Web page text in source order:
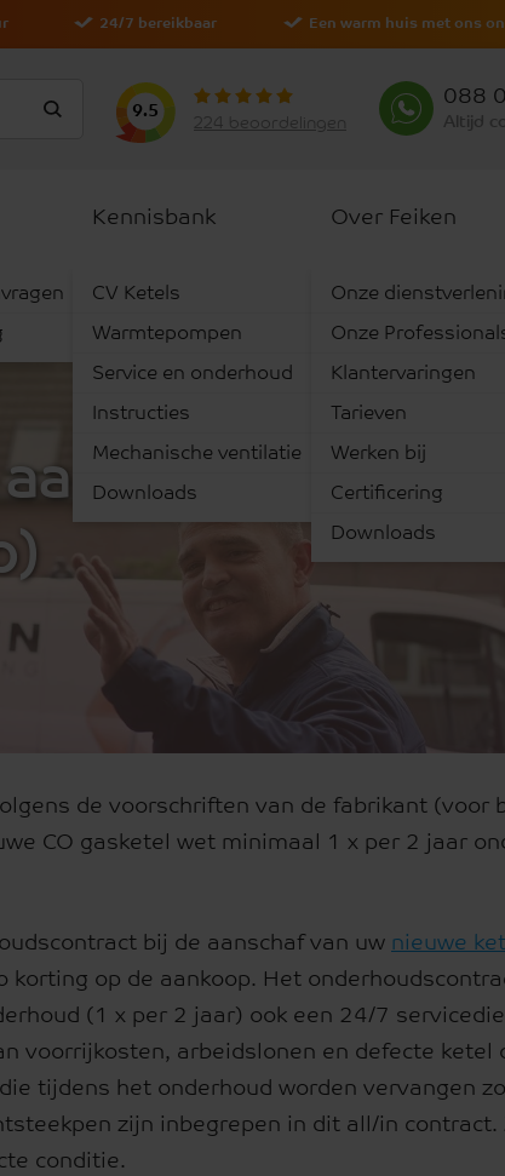
24/7 bereikbaar Een warm huis met ons
9.5
224 beoordelingen
088
Altijd
Kennisbank
CV Ketels
Warmtepompen
Service en onderhoud
Instructies
Mechanische ventilatie
Downloads
Over Feiken
Onze
Onze
Klantervaringen
Tarieven
Werken bij
Certificering
Downloads
een nieuwe ketel (backup)
van
de voorschriften van de fabrikant (voor
CO gasketel wet minimaal 1 x per 2 jaar
bij de aanschaf van uw nieuwe
korting op de aankoop. Het
(1 x per 2 jaar) ook een 24/7
voorrijkosten, arbeidslonen en defecte ketel
tijdens het onderhoud worden vervangen
zijn inbegrepen in dit all/in contract.
conditie.